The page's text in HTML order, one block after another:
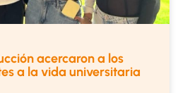
acercaron a los
a la vida universitaria